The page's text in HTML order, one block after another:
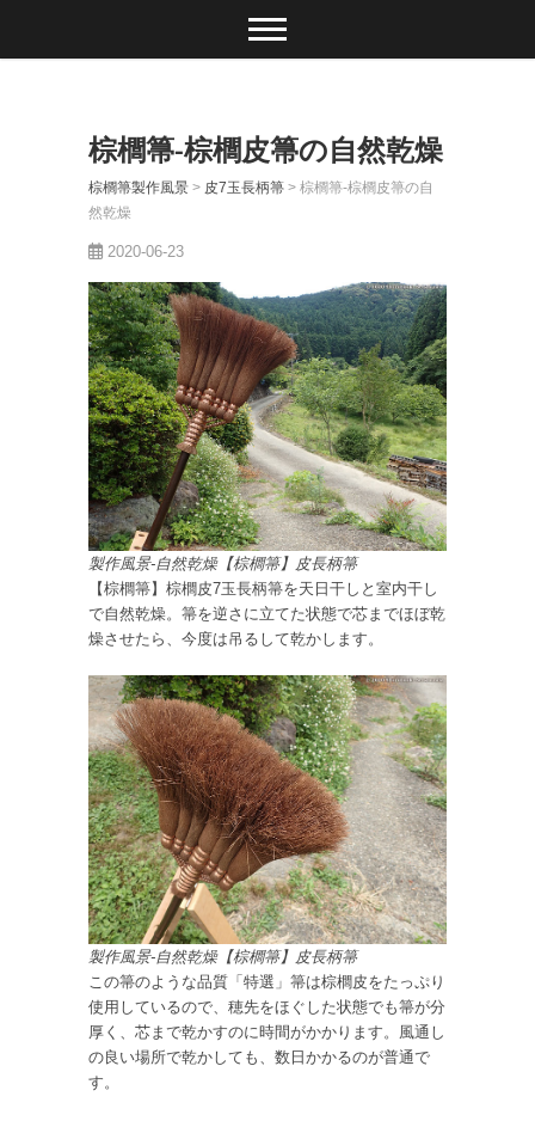
棕櫚箒-棕櫚皮箒の自然乾燥
棕櫚箒製作風景 > 皮7玉長柄箒 > 棕櫚箒-棕櫚皮箒の自
然乾燥
2020-06-23
製作風景-自然乾燥【棕櫚箒】皮長柄箒
【棕櫚箒】棕櫚皮7玉長柄箒を天日干しと室内干し
で自然乾燥。箒を逆さに立てた状態で芯までほぼ乾
燥させたら、今度は吊るして乾かします。
製作風景-自然乾燥【棕櫚箒】皮長柄箒
この箒のような品質「特選」箒は棕櫚皮をたっぷり
使用しているので、穂先をほぐした状態でも箒が分
厚く、芯まで乾かすのに時間がかかります。風通し
の良い場所で乾かしても、数日かかるのが普通で
す。